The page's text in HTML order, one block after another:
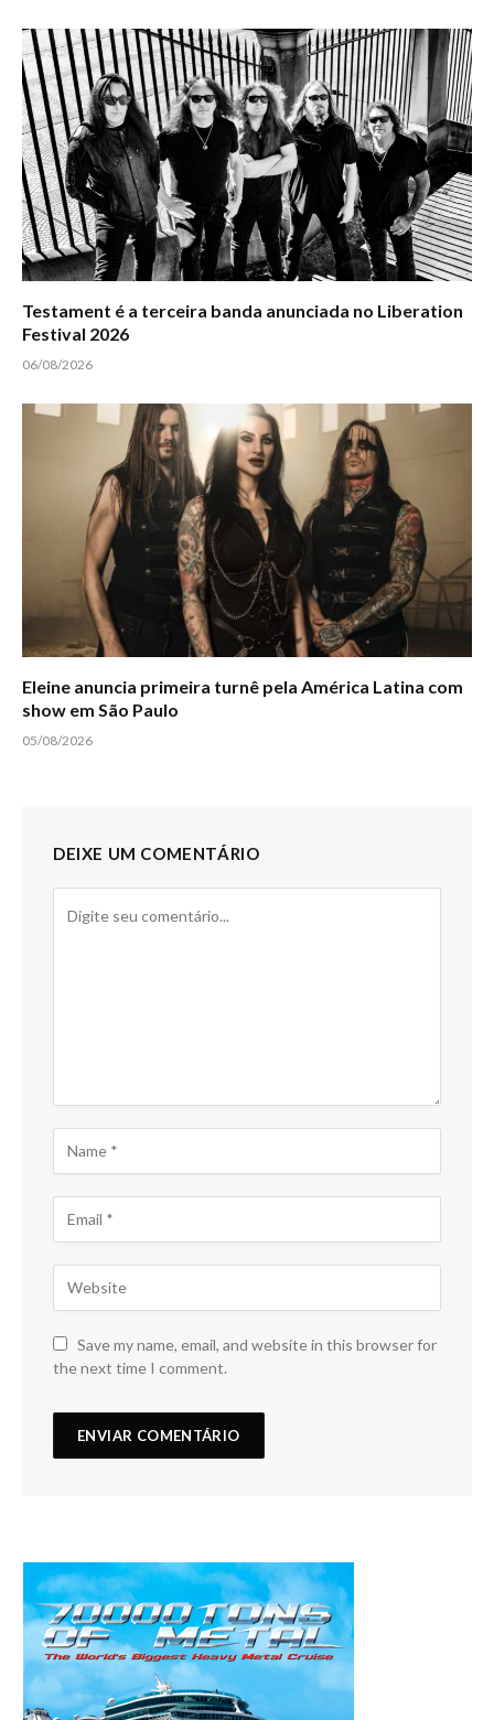
Testament é a terceira banda anunciada no Liberation
Festival 2026
06/08/2026
Eleine anuncia primeira turnê pela América Latina com
show em São Paulo
05/08/2026
DEIXE UM COMENTÁRIO
Save my name, email, and website in this browser for
the next time I comment.